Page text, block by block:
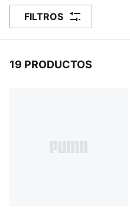
FILTROS
19 PRODUCTOS